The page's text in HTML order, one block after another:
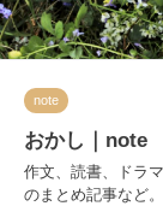
note
おかし｜note
作文、読書、ドラ
のまとめ記事など。